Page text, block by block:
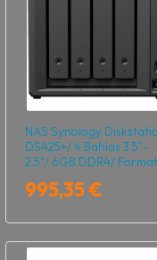
NAS Synology
DS425+/ 4 Bahías 3.5"-
2.5"/ 6GB DDR4/
995,35 €